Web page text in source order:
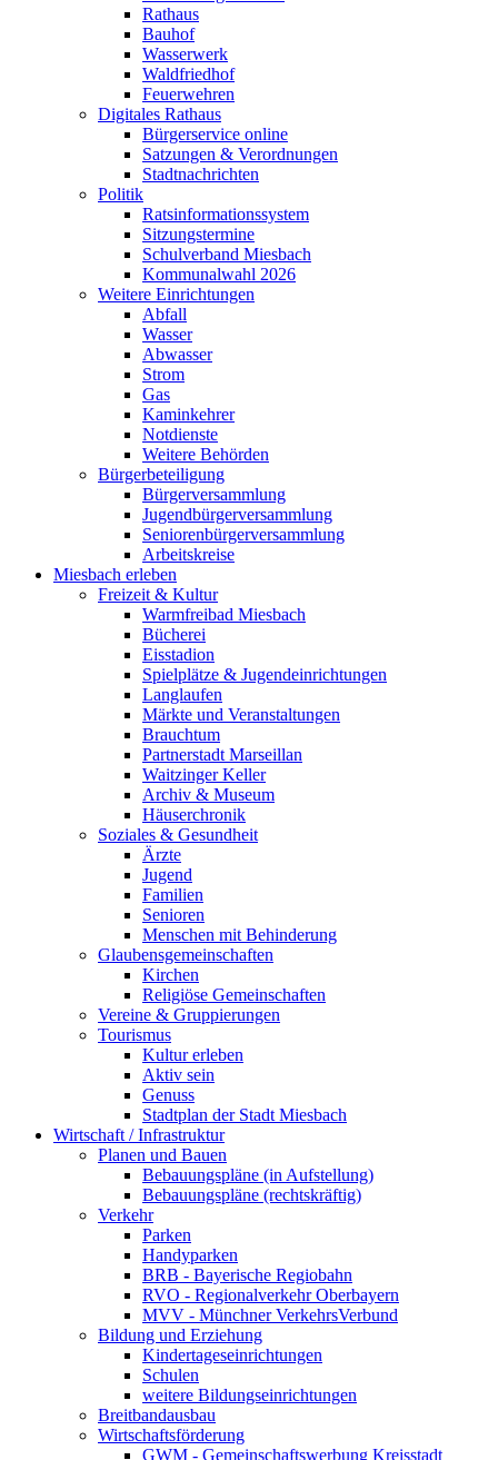
Rathaus
Bauhof
Wasserwerk
Waldfriedhof
Feuerwehren
Digitales Rathaus
Bürgerservice online
Satzungen & Verordnungen
Stadtnachrichten
Politik
Ratsinformationssystem
Sitzungstermine
Schulverband Miesbach
Kommunalwahl 2026
Weitere Einrichtungen
Abfall
Wasser
Abwasser
Strom
Gas
Kaminkehrer
Notdienste
Weitere Behörden
Bürgerbeteiligung
Bürgerversammlung
Jugendbürgerversammlung
Seniorenbürgerversammlung
Arbeitskreise
Miesbach erleben
Freizeit & Kultur
Warmfreibad Miesbach
Bücherei
Eisstadion
Spielplätze & Jugendeinrichtungen
Langlaufen
Märkte und Veranstaltungen
Brauchtum
Partnerstadt Marseillan
Waitzinger Keller
Archiv & Museum
Häuserchronik
Soziales & Gesundheit
Ärzte
Jugend
Familien
Senioren
Menschen mit Behinderung
Glaubensgemeinschaften
Kirchen
Religiöse Gemeinschaften
Vereine & Gruppierungen
Tourismus
Kultur erleben
Aktiv sein
Genuss
Stadtplan der Stadt Miesbach
Wirtschaft / Infrastruktur
Planen und Bauen
Bebauungspläne (in Aufstellung)
Bebauungspläne (rechtskräftig)
Verkehr
Parken
Handyparken
BRB - Bayerische Regiobahn
RVO - Regionalverkehr Oberbayern
MVV - Münchner VerkehrsVerbund
Bildung und Erziehung
Kindertageseinrichtungen
Schulen
weitere Bildungseinrichtungen
Breitbandausbau
Wirtschaftsförderung
GWM - Gemeinschaftswerbung Kreisstadt